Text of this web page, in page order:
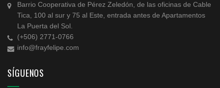
Barrio Cooperativa de Pérez Zeledón, de las oficinas de Cable
Tica, 100 al sur y 75 al Este, entrada antes de Apartamentos
La Puerta del Sol.
(+506) 2771-0766
info@frayfelipe.com
SÍGUENOS